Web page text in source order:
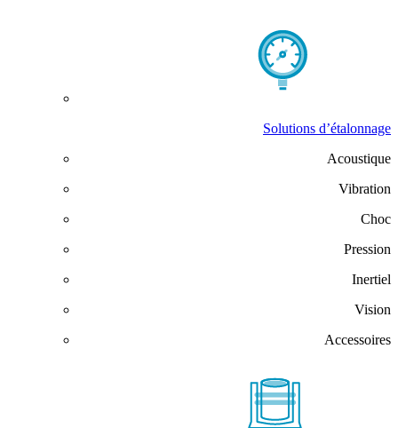
Solutions d’étalonnage
Acoustique
Vibration
Choc
Pression
Inertiel
Vision
Accessoires